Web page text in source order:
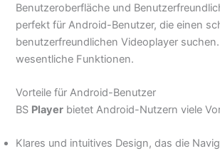
Benutzeroberfläche und
perfekt für Android-Benutzer, die einen
benutzerfreundlichen Videoplayer
wesentliche Funktionen.
Vorteile für Android-Benutzer
BS Player bietet Android-Nutzern viele
Klares und intuitives Design, das die